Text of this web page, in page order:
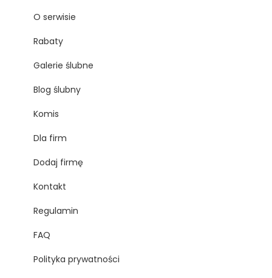
O serwisie
Rabaty
Galerie ślubne
Blog ślubny
Komis
Dla firm
Dodaj firmę
Kontakt
Regulamin
FAQ
Polityka prywatności